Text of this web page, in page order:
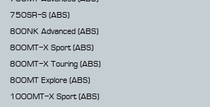
750SR-S (ABS)
800NK Advanced (ABS)
800MT-X Sport (ABS)
800MT-X Touring (ABS)
800MT Explore (ABS)
1000MT-X Sport (ABS)